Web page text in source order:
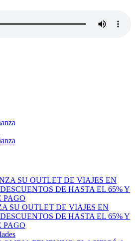
SU OUTLET DE VIAJES EN
DE HASTA EL 65% Y
PAGO